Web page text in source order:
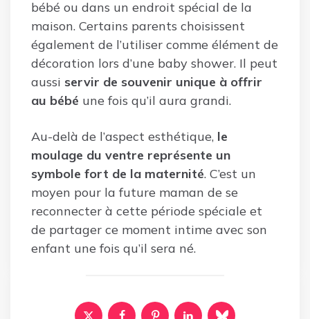
bébé ou dans un endroit spécial de la
maison. Certains parents choisissent
également de l’utiliser comme élément de
décoration lors d’une baby shower. Il peut
aussi servir de souvenir unique à offrir
au bébé une fois qu’il aura grandi.
Au-delà de l’aspect esthétique, le
moulage du ventre représente un
symbole fort de la maternité. C’est un
moyen pour la future maman de se
reconnecter à cette période spéciale et
de partager ce moment intime avec son
enfant une fois qu’il sera né.